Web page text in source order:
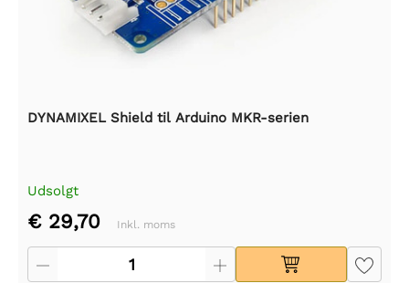
DYNAMIXEL Shield til Arduino MKR-serien
Udsolgt
€ 29,70 Inkl. moms